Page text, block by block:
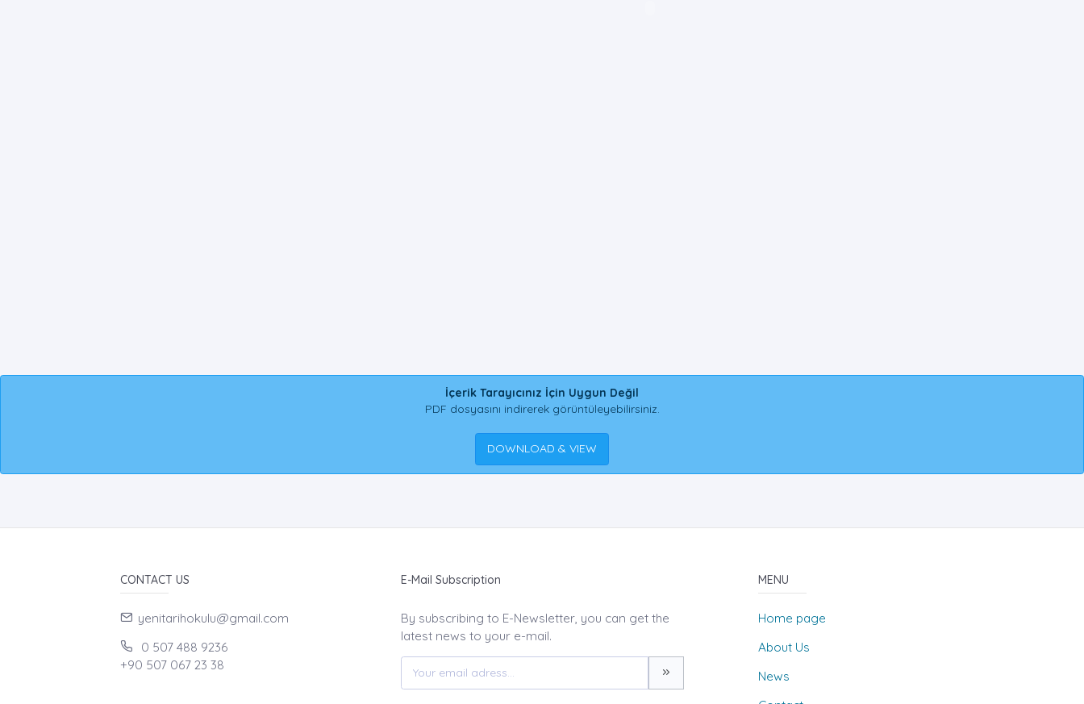
İçerik Tarayıcınız İçin Uygun Değil
PDF dosyasını indirerek görüntüleyebilirsiniz.
DOWNLOAD & VIEW
CONTACT US
yenitarihokulu@gmail.com
0 507 488 9236
+90 507 067 23 38
E-Mail Subscription
By subscribing to E-Newsletter, you can get the
latest news to your e-mail.
MENU
Home page
About Us
News